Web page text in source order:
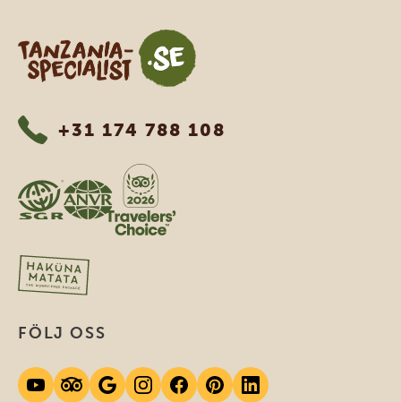
Tanzania Specialist
+31 174 788 108
FÖLJ OSS